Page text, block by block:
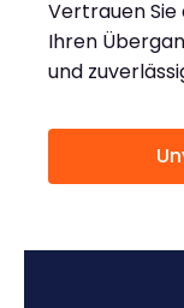
Vertrauen Sie
Ihren
und